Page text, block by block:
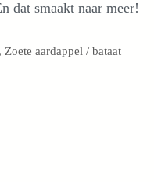
dat smaakt naar meer!
, Zoete aardappel / bataat